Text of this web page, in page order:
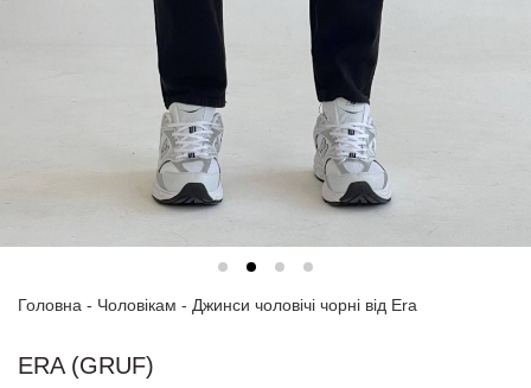
сорочки
Сукні
Піджаки
та
Головна - Чоловікам - Джинси чоловічі чорні від Era
ERA (GRUF)